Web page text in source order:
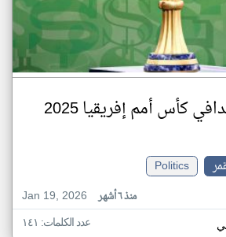
كأس أمم إفريقيا 2025
Politics
Jan 19, 2026
منذ ٦ أشهر
عدد الكلمات: ١٤١